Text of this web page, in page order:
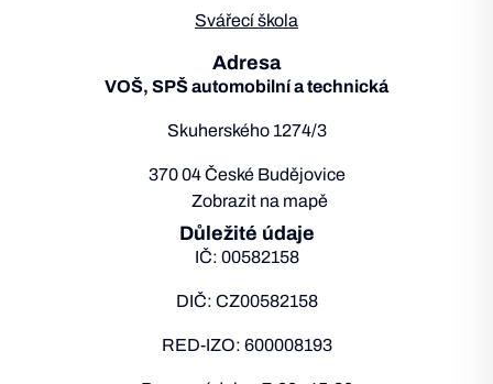
Svářecí škola
Adresa
VOŠ, SPŠ automobilní a technická
Skuherského 1274/3
370 04 České Budějovice
Zobrazit na mapě
Důležité údaje
IČ: 00582158
DIČ: CZ00582158
RED-IZO: 600008193